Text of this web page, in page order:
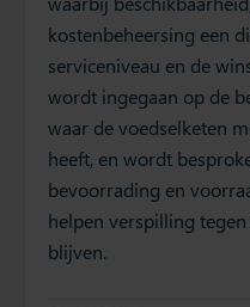
kostenbeheersing een
serviceniveau en de
wordt ingegaan op de
waar de voedselketen
heeft, en wordt
bevoorrading en
helpen verspilling
blijven.